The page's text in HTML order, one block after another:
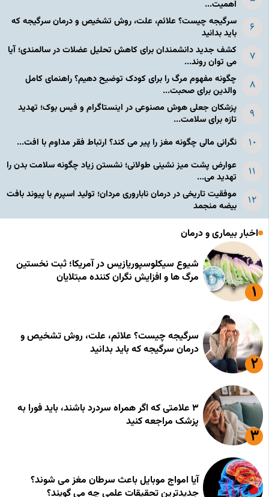
اهمیت...
سرگیجه چیست؟ علائم، علت، روش تشخیص و درمان سرگیجه که
باید بدانید
کشف جدید دانشمندان برای کاهش تحلیل عضلات در سالمندی؛ آیا
می توان روند...
چگونه مفهوم مرگ را برای کودک توضیح دهیم؟ راهنمای کامل
والدین برای صحبت...
پزشکان جعلی هوش مصنوعی در اینستاگرام و فیس بوک؛ تهدید
تازه برای سلامت...
نگرانی مالی چگونه مغز را پیر می کند؟ ارتباط فقر مداوم با افت...
عوارض پشت میز نشینی طولانی؛ نشستن زیاد چگونه سلامت بدن را
تهدید می...
موفقیت تاریخی در درمان ناباروری مردان؛ تولید اسپرم با پیوند بافت
بیضه منجمد
اخبار بیماری و درمان
شیوع سیکلوسپوریازیس در آمریکا؛ ثبت نخستین
مرگ ها و افزایش نگران کننده مبتلایان
سرگیجه چیست؟ علائم، علت، روش تشخیص و
درمان سرگیجه که باید بدانید
۳ علامتی که اگر همراه سردرد باشند، باید فورا به
پزشک مراجعه کنید
آیا امواج موبایل باعث سرطان مغز می شوند؟
جدیدترین تحقیقات علمی چه می گویند؟